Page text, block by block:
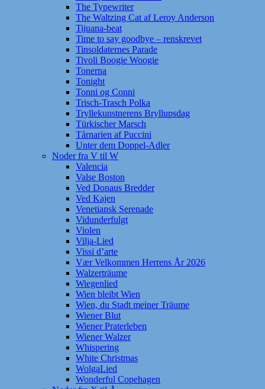
The Typewriter
The Waltzing Cat af Leroy Anderson
Tijuana-beat
Time to say goodbye – renskrevet
Tinsoldaternes Parade
Tivoli Boogie Woogie
Tonerna
Tonight
Tonni og Conni
Trisch-Trasch Polka
Tryllekunstnerens Bryllupsdag
Türkischer Marsch
Tårnarien af Puccini
Unter dem Doppel-Adler
Noder fra V til W
Valencia
Valse Boston
Ved Donaus Bredder
Ved Kajen
Venetiansk Serenade
Vidunderfulgt
Violen
Vilja-Lied
Vissi d’arte
Vær Velkommen Herrens År 2026
Walzerträume
Wiegenlied
Wien bleibt Wien
Wien, du Stadt meiner Träume
Wiener Blut
Wiener Praterleben
Wiener Walzer
Whispering
White Christmas
WolgaLied
Wonderful Copehagen